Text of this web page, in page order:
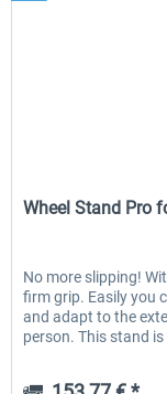
Wheel Stand Pro
No more slipping!
firm grip. Easily you
and adapt to the
person. This stand